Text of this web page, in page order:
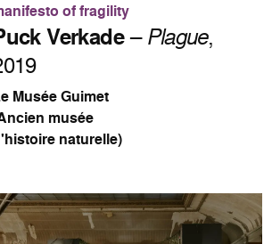
of fragility
Verkade–Plague,
Musée Guimet
musée
naturelle)